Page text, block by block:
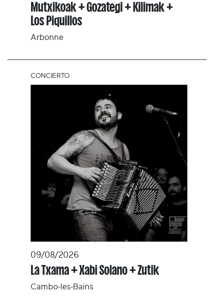
Mutxikoak + Gozategi + Kilimak +
Los Piquillos
Arbonne
CONCIERTO
09/08/2026
La Txama + Xabi Solano + Zutik
Cambo-les-Bains